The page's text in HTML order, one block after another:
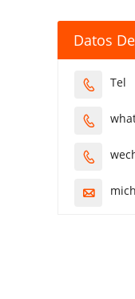
Datos
 Tel


